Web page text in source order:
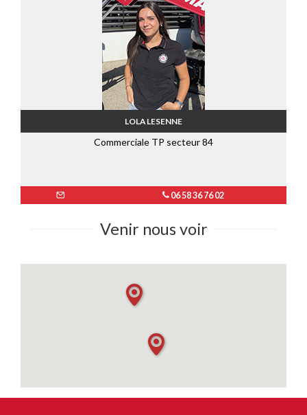
LOLA LESENNE
Commerciale TP secteur 84
06 58 36 76 02
Venir nous voir